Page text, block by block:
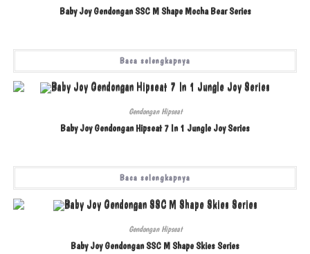
Baby Joy Gendongan SSC M Shape Mocha Bear Series
Baca selengkapnya
Gendongan Hipseat
Baby Joy Gendongan Hipseat 7 In 1 Jungle Joy Series
Baca selengkapnya
Gendongan Hipseat
Baby Joy Gendongan SSC M Shape Skies Series